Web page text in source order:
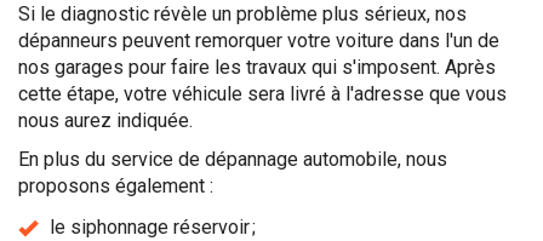
Si le diagnostic révèle un problème plus sérieux, nos
dépanneurs peuvent remorquer votre voiture dans l'un de
nos garages pour faire les travaux qui s'imposent. Après
cette étape, votre véhicule sera livré à l'adresse que vous
nous aurez indiquée.
En plus du service de dépannage automobile, nous
proposons également :
le siphonnage réservoir ;